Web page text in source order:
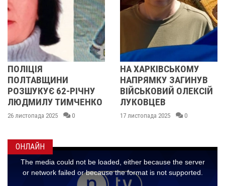
РІЧНУ
0
НА ХАРКІВСЬКОМУ
НАПРЯМКУ ЗАГИНУВ
ВІЙСЬКОВИЙ ОЛЕКСІЙ
ЛУКОВЦЕВ
17 листопада 2025 0
ПОЛІЦІЯ
РОЗШУКУЄ
ОНЛАЙН